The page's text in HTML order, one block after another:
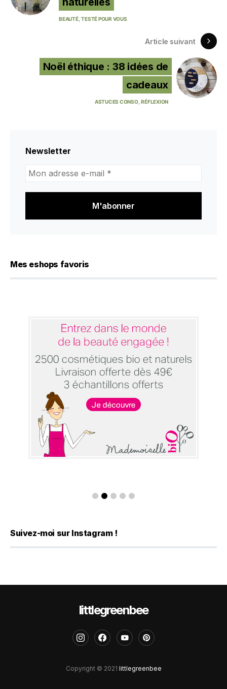
BEAUTÉ TESTÉ POUR VOUS
Article suivant
Noël éthique : 38 idées de
cadeaux
ASTUCES CONSO RÉFLEXION
Newsletter
adresse
mail
Mes eshops favoris
Suivez-moi sur Instagram !
littlegreenbee
Copyright © 2021 littlegreenbee